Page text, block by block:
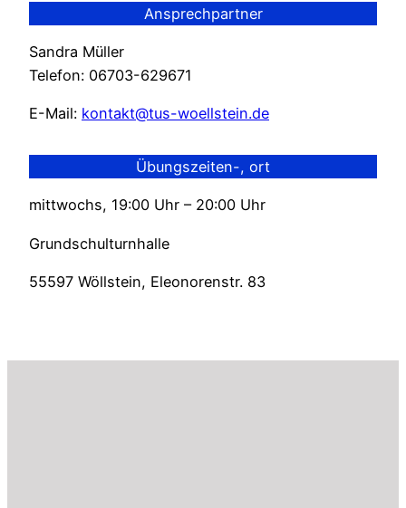
Ansprechpartner
Sandra Müller
Telefon: 06703-629671
E-Mail: kontakt@tus-woellstein.de
Übungszeiten-, ort
mittwochs, 19:00 Uhr – 20:00 Uhr
Grundschulturnhalle
55597 Wöllstein, Eleonorenstr. 83